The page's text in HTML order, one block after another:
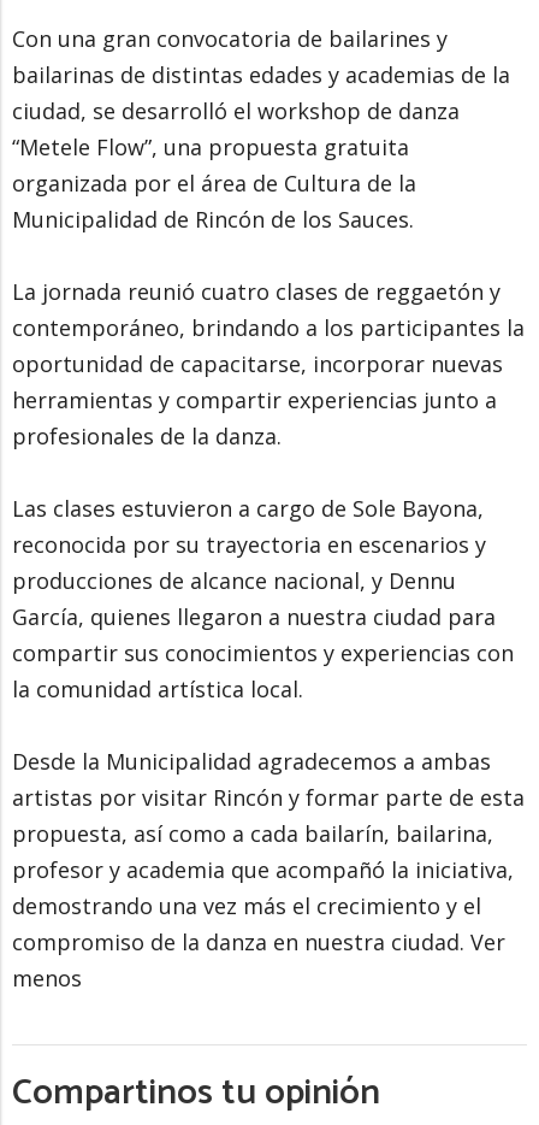
Con una gran convocatoria de bailarines y
bailarinas de distintas edades y academias de la
ciudad, se desarrolló el workshop de danza
“Metele Flow”, una propuesta gratuita
organizada por el área de Cultura de la
Municipalidad de Rincón de los Sauces.
La jornada reunió cuatro clases de reggaetón y
contemporáneo, brindando a los participantes la
oportunidad de capacitarse, incorporar nuevas
herramientas y compartir experiencias junto a
profesionales de la danza.
Las clases estuvieron a cargo de Sole Bayona,
reconocida por su trayectoria en escenarios y
producciones de alcance nacional, y Dennu
García, quienes llegaron a nuestra ciudad para
compartir sus conocimientos y experiencias con
la comunidad artística local.
Desde la Municipalidad agradecemos a ambas
artistas por visitar Rincón y formar parte de esta
propuesta, así como a cada bailarín, bailarina,
profesor y academia que acompañó la iniciativa,
demostrando una vez más el crecimiento y el
compromiso de la danza en nuestra ciudad. Ver
menos
Compartinos tu opinión